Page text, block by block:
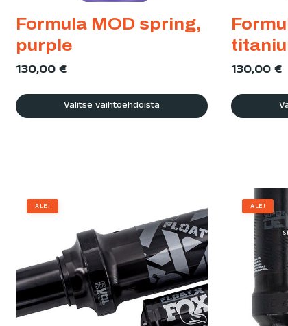
Formula MOD spring,
purple
130,00€
Valitse vaihtoehdoista
130,00€
ALE! ALE!